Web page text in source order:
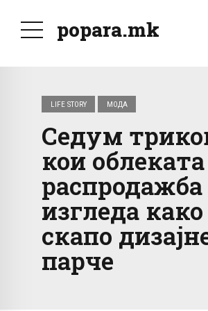
popara.mk
LIFE STORY МОДА
Седум
кои
распродажба
изгледа како
скапо
парче